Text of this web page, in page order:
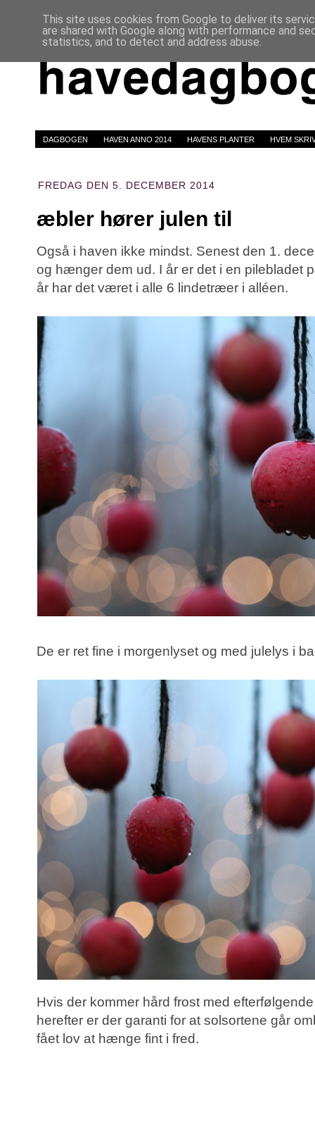
DAGBOGEN HAVEN ANNO 2014 HAVENS PLANTER HVEM
FREDAG DEN 5. DECEMBER 2014
æbler hører julen til
Også i haven ikke mindst. Senest den 1.
og hænger dem ud. I år er det i en
år har det været i alle 6 lindetræer i alléen.
De er ret fine i morgenlyset og med julelys i
Hvis der kommer hård frost med
herefter er der garanti for at solsortene går
fået lov at hænge fint i fred.
This site uses cookies from Google to deliver its
are shared with Google along with performance and
statistics, and to detect and address abuse.